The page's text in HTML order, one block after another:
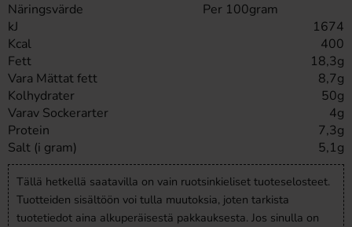
Näringsvärde
Per 100gram
kJ
1674
Kcal
400
Fett
18,3g
Vara Mättat fett
8,7g
Kolhydrater
50g
Varav Sockerarter
4g
Protein
7,3g
Salt (i gram)
5,1g
Tällä hetkellä saatavilla on vain ruotsinkieliset tuoteselosteet.
Tuotteiden sisältöön voi tulla muutoksia, joten tarkista
tuotetiedot aina alkuperäisestä pakkauksesta. Jos sinulla on